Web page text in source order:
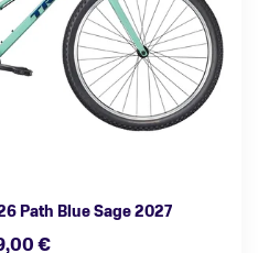
Path Blue Sage 2027
€